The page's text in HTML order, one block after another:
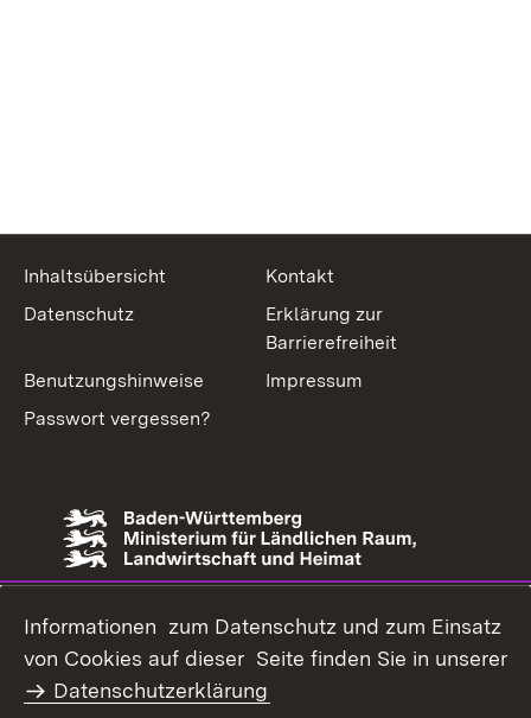
Inhaltsübersicht
Kontakt
Datenschutz
Erklärung zur
Barrierefreiheit
Benutzungshinweise
Impressum
Passwort vergessen?
Informationen zum Datenschutz und zum Einsatz
von Cookies auf dieser Seite finden Sie in unserer
Datenschutzerklärung